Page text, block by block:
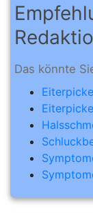
Das könnte